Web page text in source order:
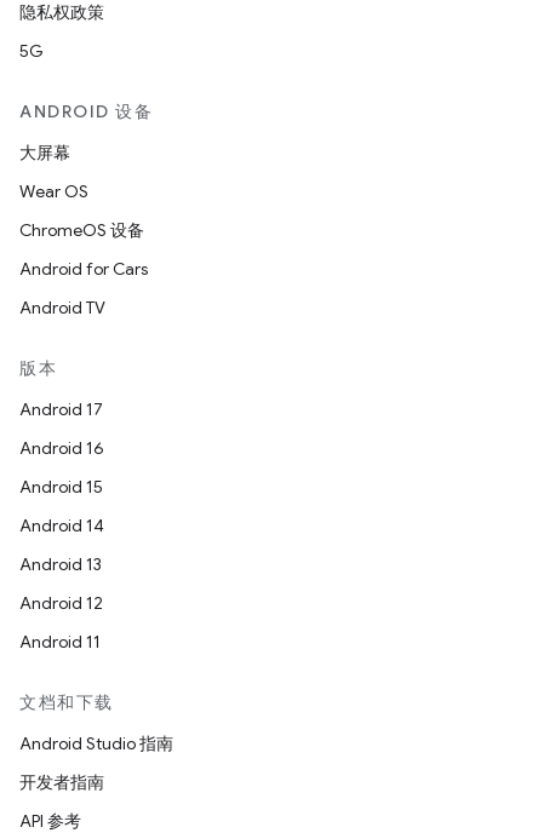
隐私权政策
5G
ANDROID 设备
大屏幕
Wear OS
ChromeOS 设备
Android for Cars
Android TV
版本
Android 17
Android 16
Android 15
Android 14
Android 13
Android 12
Android 11
文档和下载
Android Studio 指南
开发者指南
API 参考